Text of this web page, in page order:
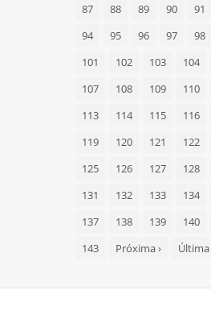
87
88 89 90 91
94
95 96 97 98
101
102 103 104
107
108 109 110
113
114 115 116
119
120 121 122
125
126 127 128
131
132 133 134
137
138 139 140
143
Próxima› Última